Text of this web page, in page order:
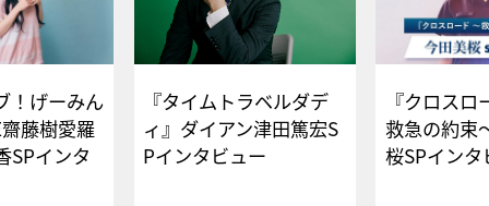
！げーみん
藤樹愛羅
SPインタ
『タイムトラベルダデ
ィ』ダイアン津田篤宏S
Pインタビュー
『クロス
救急の約束
桜SPイ